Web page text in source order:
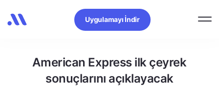
Uygulamayı İndir
American Express ilk çeyrek
sonuçlarını açıklayacak